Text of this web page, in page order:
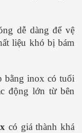
dễ dàng để vệ
liệu khó bị bám
bằng inox có tuổi
động lớn từ bên
có giá thành khá